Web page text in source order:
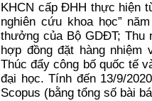
KHCN cấp ĐHH thực hiện
nghiên cứu khoa học”
thưởng của Bộ GDĐT;
hợp đồng đặt hàng nhiệm
Thúc đẩy công bố quốc tế
đại học. Tính đến 13/9/
Scopus (bằng tổng số bài